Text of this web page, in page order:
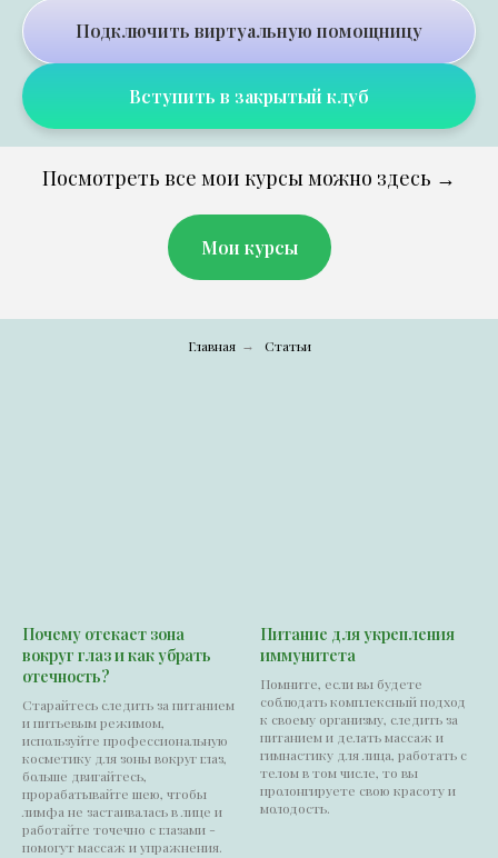
Подключить виртуальную помощницу
Вступить в закрытый клуб
Посмотреть все мои курсы можно здесь →
Мои курсы
Главная → Статьи
Почему отекает зона
вокруг глаз и как убрать
отечность?
Старайтесь следить за питанием
и питьевым режимом,
используйте профессиональную
косметику для зоны вокруг глаз,
больше двигайтесь,
прорабатывайте шею, чтобы
лимфа не застаивалась в лице и
работайте точечно с глазами -
помогут массаж и упражнения.
Питание для укрепления
иммунитета
Помните, если вы будете
соблюдать комплексный подход
к своему организму, следить за
питанием и делать массаж и
гимнастику для лица, работать с
телом в том числе, то вы
пролонгируете свою красоту и
молодость.